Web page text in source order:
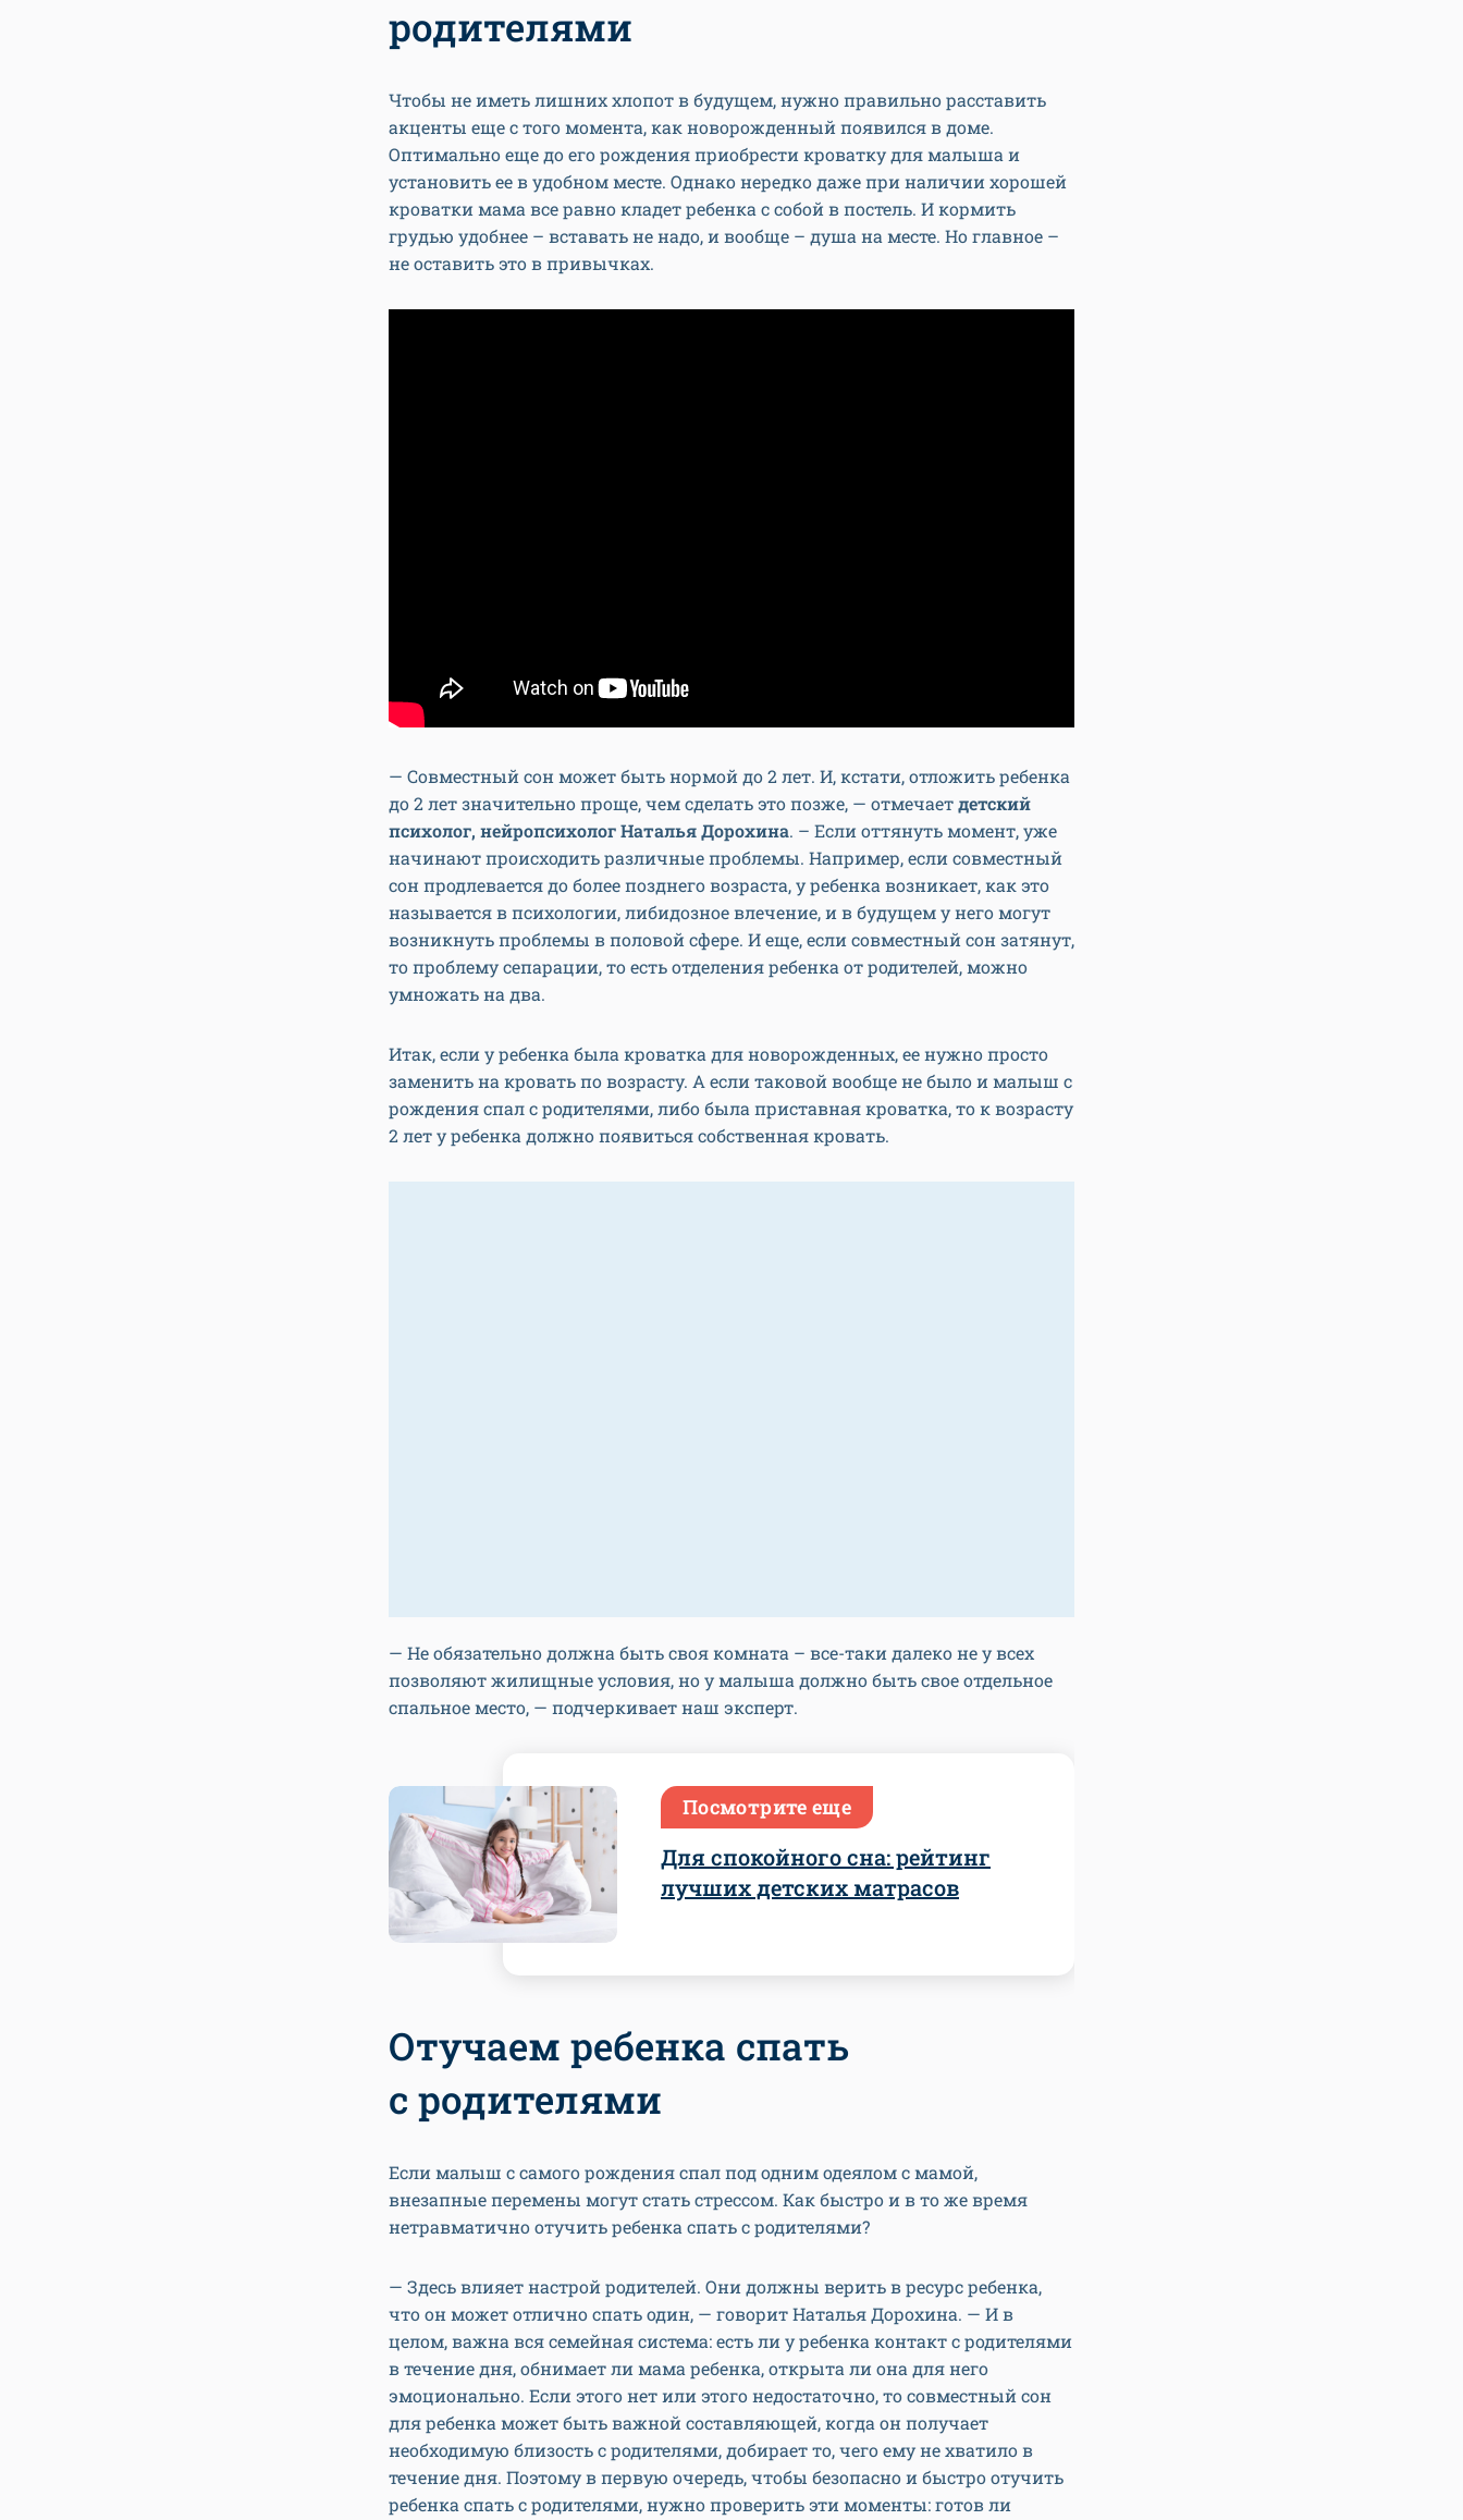
родителями
Чтобы не иметь лишних хлопот в будущем, нужно правильно расставить
акценты еще с того момента, как новорожденный появился в доме.
Оптимально еще до его рождения приобрести кроватку для малыша и
установить ее в удобном месте. Однако нередко даже при наличии хорошей
кроватки мама все равно кладет ребенка с собой в постель. И кормить
грудью удобнее – вставать не надо, и вообще – душа на месте. Но главное –
не оставить это в привычках.
— Совместный сон может быть нормой до 2 лет. И, кстати, отложить ребенка
до 2 лет значительно проще, чем сделать это позже, — отмечаетдетский
психолог, нейропсихолог Наталья Дорохина. – Если оттянуть момент, уже
начинают происходить различные проблемы. Например, если совместный
сон продлевается до более позднего возраста, у ребенка возникает, как это
называется в психологии, либидозное влечение, и в будущем у него могут
возникнуть проблемы в половой сфере. И еще, если совместный сон затянут,
то проблему сепарации, то есть отделения ребенка от родителей, можно
умножать на два.
Итак, если у ребенка была кроватка для новорожденных, ее нужно просто
заменить на кровать по возрасту. А если таковой вообще не было и малыш с
рождения спал с родителями, либо была приставная кроватка, то к возрасту
2 лет у ребенка должно появиться собственная кровать.
— Не обязательно должна быть своя комната – все-таки далеко не у всех
позволяют жилищные условия, но у малыша должно быть свое отдельное
спальное место, — подчеркивает наш эксперт.
Посмотрите еще
Для спокойного сна: рейтинг
лучших детских матрасов
Отучаем ребенка спать
с родителями
Если малыш с самого рождения спал под одним одеялом с мамой,
внезапные перемены могут стать стрессом. Как быстро и в то же время
нетравматично отучить ребенка спать с родителями?
— Здесь влияет настрой родителей. Они должны верить в ресурс ребенка,
что он может отлично спать один, — говорит Наталья Дорохина. — И в
целом, важна вся семейная система: есть ли у ребенка контакт с родителями
в течение дня, обнимает ли мама ребенка, открыта ли она для него
эмоционально. Если этого нет или этого недостаточно, то совместный сон
для ребенка может быть важной составляющей, когда он получает
необходимую близость с родителями, добирает то, чего ему не хватило в
течение дня. Поэтому в первую очередь, чтобы безопасно и быстро отучить
ребенка спать с родителями, нужно проверить эти моменты: готов ли